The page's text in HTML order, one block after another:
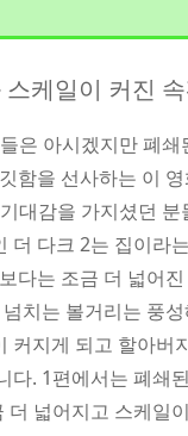
케일이 커진
은 아시겠지만 폐
함을 선사하는 이
대감을 가지셨던
더 다크 2는 집이라
다는 조금 더 넓어
치는 볼거리는 풍
커지게 되고 할아버
다. 1편에서는 폐쇄
넓어지고 스케일